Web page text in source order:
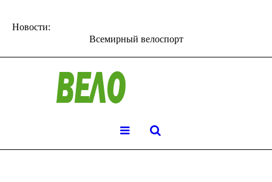
Новости:
Всемирный велоспорт